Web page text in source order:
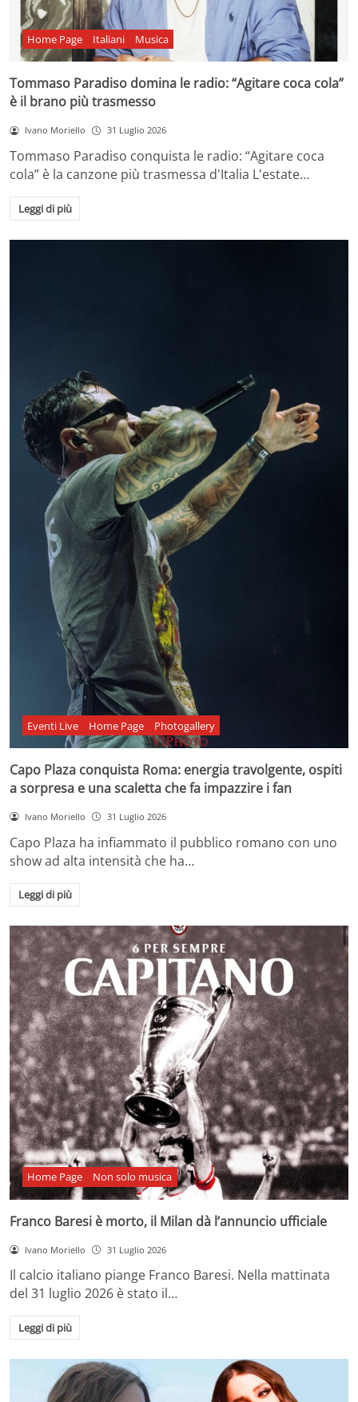
Home Page Italiani Musica
Tommaso Paradiso domina le radio: “Agitare coca cola”
è il brano più trasmesso
Ivano Moriello 31 Luglio 2026
Tommaso Paradiso conquista le radio: “Agitare coca
cola” è la canzone più trasmessa d'Italia L'estate…
Leggi di più
Eventi Live Home Page Photogallery
Capo Plaza conquista Roma: energia travolgente, ospiti
a sorpresa e una scaletta che fa impazzire i fan
Ivano Moriello 31 Luglio 2026
Capo Plaza ha infiammato il pubblico romano con uno
show ad alta intensità che ha…
Leggi di più
Home Page Non solo musica
Franco Baresi è morto, il Milan dà l’annuncio ufficiale
Ivano Moriello 31 Luglio 2026
Il calcio italiano piange Franco Baresi. Nella mattinata
del 31 luglio 2026 è stato il…
Leggi di più